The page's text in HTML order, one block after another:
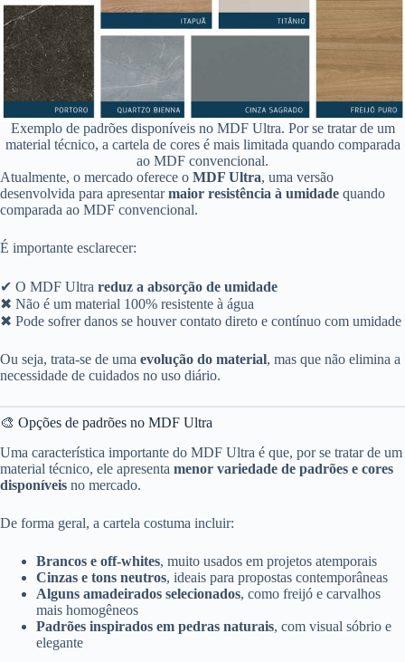
Exemplo de padrões disponíveis no MDF Ultra. Por se tratar de um
material técnico, a cartela de cores é mais limitada quando comparada
ao MDF convencional.
Atualmente, o mercado oferece o MDF Ultra, uma versão
desenvolvida para apresentarmaior resistência à umidade quando
comparada ao MDF convencional.
É importante esclarecer:
✔ O MDF Ultra reduz a absorção de umidade
✖ Não é um material 100% resistente à água
✖ Pode sofrer danos se houver contato direto e contínuo com umidade
Ou seja, trata-se de uma evolução do material, mas que não elimina a
necessidade de cuidados no uso diário.
🎨 Opções de padrões no MDF Ultra
Uma característica importante do MDF Ultra é que, por se tratar de um
material técnico, ele apresenta menor variedade de padrões e cores
disponíveis no mercado.
De forma geral, a cartela costuma incluir:
Brancos e off-whites, muito usados em projetos atemporais
Cinzas e tons neutros, ideais para propostas contemporâneas
Alguns amadeirados selecionados, como freijó e carvalhos
mais homogêneos
Padrões inspirados em pedras naturais, com visual sóbrio e
elegante